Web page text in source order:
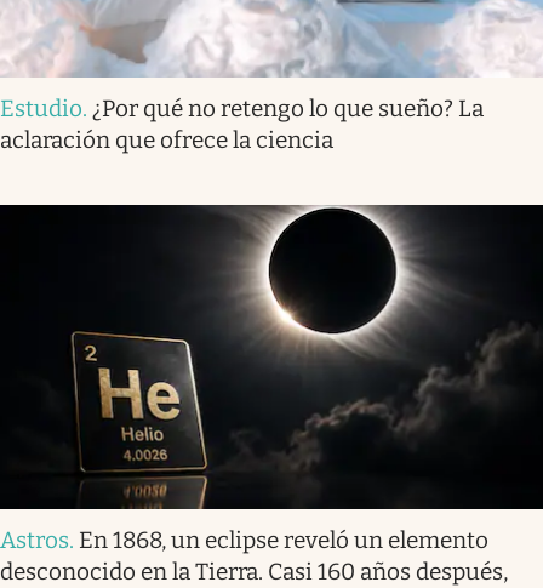
Estudio. ¿Por qué no retengo lo que sueño? La
aclaración que ofrece la ciencia
Astros. En 1868, un eclipse reveló un elemento
desconocido en la Tierra. Casi 160 años después,